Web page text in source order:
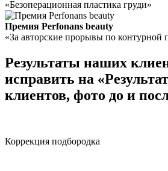
«Безоперационная пластика груди»
Премия Perfonans beauty
«За авторские прорывы по контурной
Результаты наших
исправить на
клиентов, фото до и
Коррекция подбородка